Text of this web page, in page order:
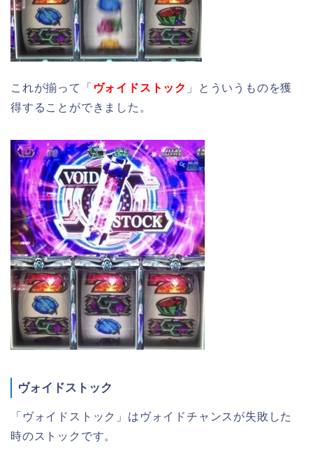
これが揃って「 ヴォイドストック 」とういうものを獲
得することができました。
ヴォイドストック
「ヴォイドストック」はヴォイドチャンスが失敗した
時のストックです。